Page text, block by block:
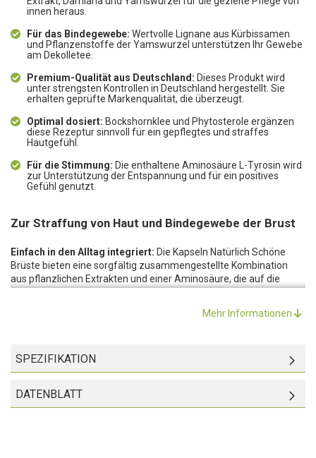
innen heraus.
Für das Bindegewebe: Wertvolle Lignane aus Kürbissamen
und Pflanzenstoffe der Yamswurzel unterstützen Ihr Gewebe
am Dekolletee.
Premium-Qualität aus Deutschland: Dieses Produkt wird
unter strengsten Kontrollen in Deutschland hergestellt. Sie
erhalten geprüfte Markenqualität, die überzeugt.
Optimal dosiert: Bockshornklee und Phytosterole ergänzen
diese Rezeptur sinnvoll für ein gepflegtes und straffes
Hautgefühl.
Für die Stimmung: Die enthaltene Aminosäure L-Tyrosin wird
zur Unterstützung der Entspannung und für ein positives
Gefühl genutzt.
Zur Straffung von Haut und Bindegewebe der Brust
Einfach in den Alltag integriert: Die Kapseln Natürlich Schöne
Brüste bieten eine sorgfältig zusammengestellte Kombination
aus pflanzlichen Extrakten und einer Aminosäure, die auf die
hochwertige Pflanzenstoffe wie Kürbis-Extrakt, Damiana-Extrakt,
einen Bezug zu hormonsensitivem Gewebe aufweisen und so
einen Beitrag zur Pflege des Dekolletees leisten.
Ausgewählte Inhaltsstoffe:
Der enthaltene Kürbis-Extrakt liefert
das Lignan Secoisolariciresinol. Diese Verbindung verfügt über
Mehr Informationen
SPEZIFIKATION
DATENBLATT